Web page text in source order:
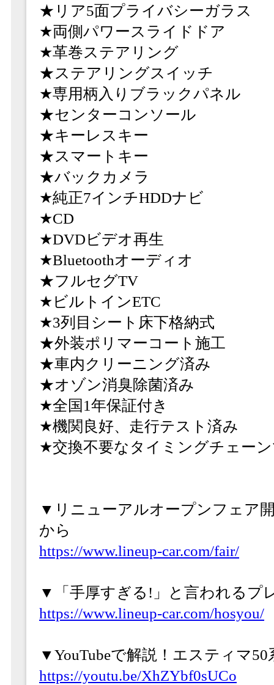
★リア5面プライバシーガラス
★両側パワースライドドア
★革巻ステアリング
★ステアリングスイッチ
★専用柄入りブラックパネル
★センターコンソール
★キーレスキー
★スマートキー
★バックカメラ
★純正7インチHDDナビ
★CD
★DVDビデオ再生
★Bluetoothオーディオ
★フルセグTV
★ビルトインETC
★3列目シート床下格納式
★外装ポリマーコート施工
★車内クリーニング済み
★オゾン消臭除菌済み
★全国1年保証付き
★機関良好、走行テスト済み
★交換不要なタイミングチェー
▼リニューアルオープンフェア
から
https://www.lineup-car.com/fair/
▼「手厚すぎる!」と言われるプ
https://www.lineup-car.com/hosyou/
▼YouTubeで解説！エスティマ
https://youtu.be/XhZYbf0sUCo